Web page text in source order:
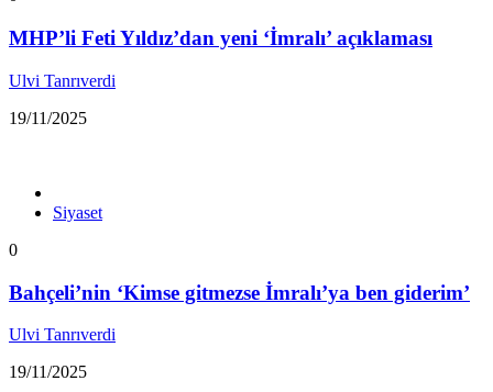
MHP’li Feti Yıldız’dan yeni ‘İmralı’ açıklaması
Ulvi Tanrıverdi
19/11/2025
Siyaset
0
Bahçeli’nin ‘Kimse gitmezse İmralı’ya ben giderim’
Ulvi Tanrıverdi
19/11/2025